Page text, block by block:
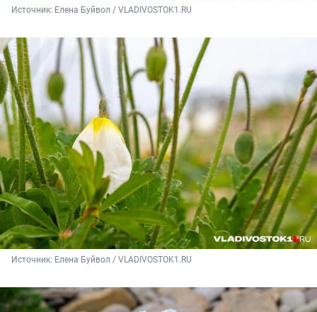
Источник: Елена Буйвол / VLADIVOSTOK1.RU
Источник: Елена Буйвол / VLADIVOSTOK1.RU